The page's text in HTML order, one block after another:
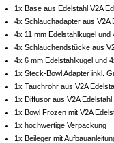
1x Base aus Edelstahl V2A
4x Schlauchadapter aus V2A
4x 11 mm Edelstahlkugel und
4x Schlauchendstücke aus
4x 6 mm Edelstahlkugel und
1x Steck-Bowl Adapter inkl.
1x Tauchrohr aus V2A
1x Diffusor aus V2A
1x Bowl Frozen mit V2A
1x hochwertige Verpackung
1x Beileger mit